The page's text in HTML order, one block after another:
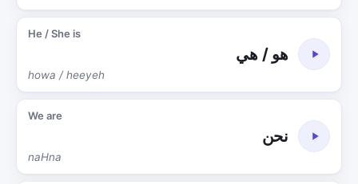
He / She is
هو / هي
howa / heeyeh
We are
نحن
naHna